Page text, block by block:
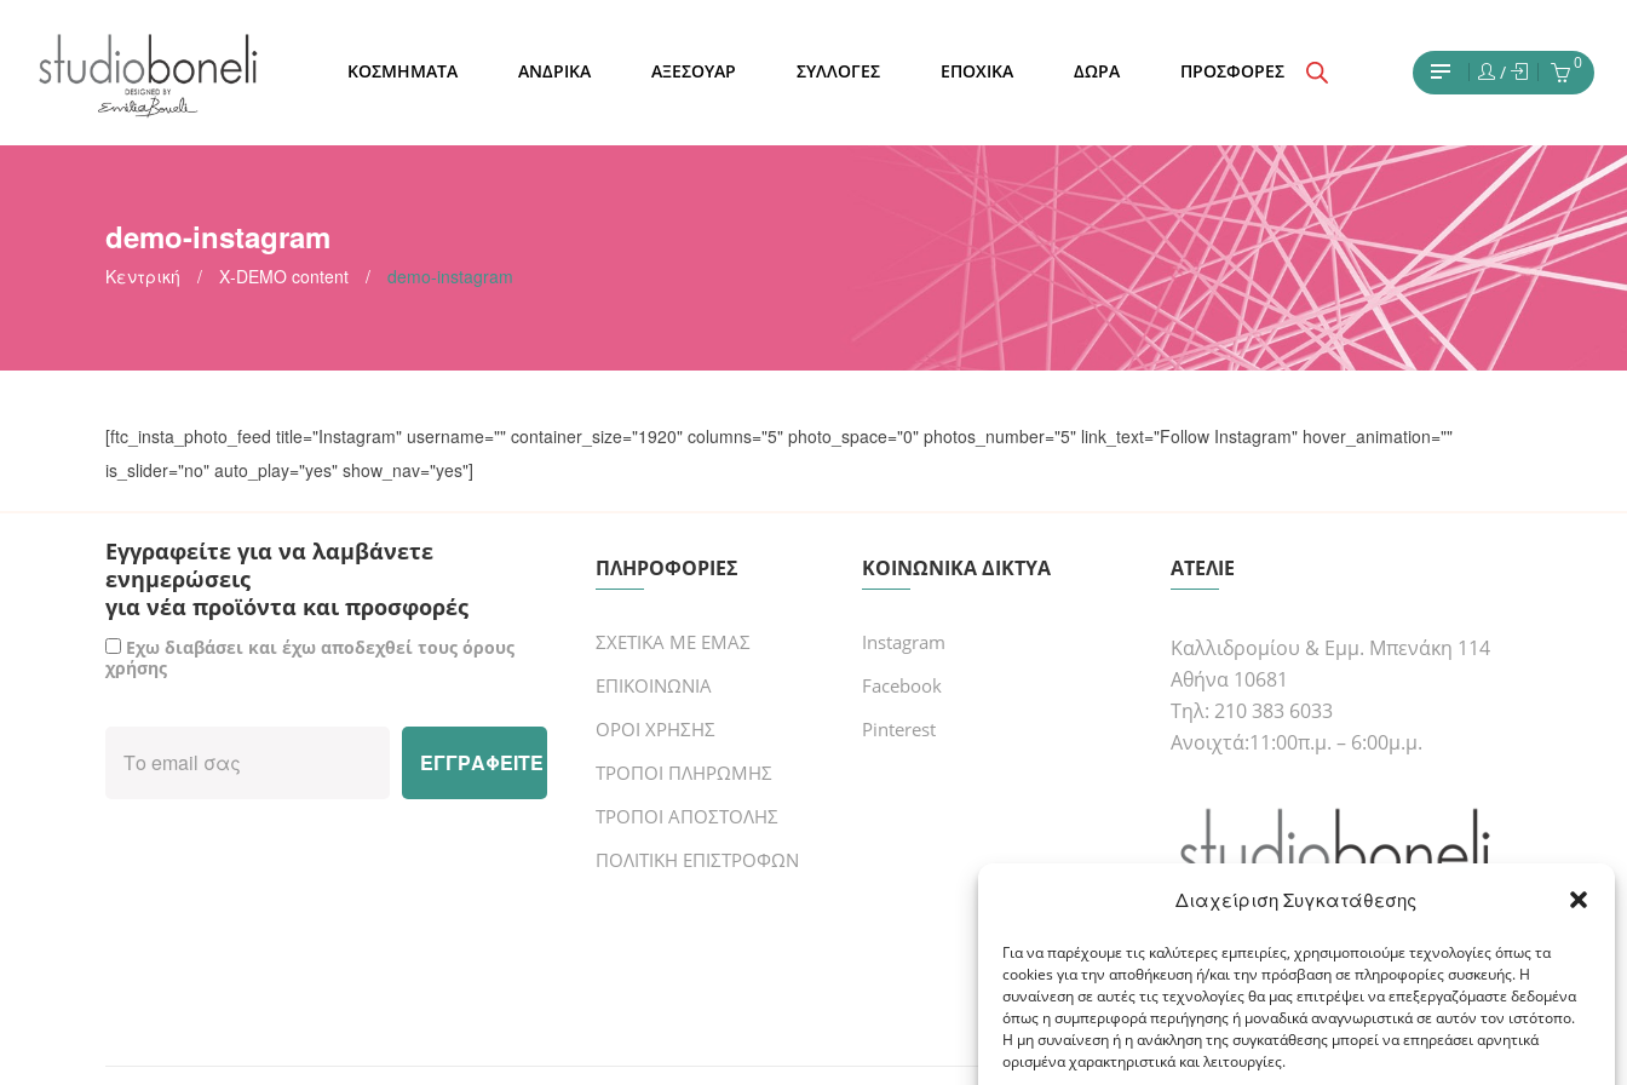
Διαχείριση Συγκατάθεσης
Για να παρέχουμε τις καλύτερες εμπειρίες, χρησιμοποιούμε τεχνολογίες όπως τα
cookies για την αποθήκευση ή/και την πρόσβαση σε πληροφορίες συσκευής. Η
συναίνεση σε αυτές τις τεχνολογίες θα μας επιτρέψει να επεξεργαζόμαστε δεδομένα
όπως η συμπεριφορά περιήγησης ή μοναδικά αναγνωριστικά σε αυτόν τον ιστότοπο.
Η μη συναίνεση ή η ανάκληση της συγκατάθεσης μπορεί να επηρεάσει αρνητικά
ορισμένα χαρακτηριστικά και λειτουργίες.
ΚΟΣΜΗΜΑΤΑ ΑΝΔΡΙΚΑ ΑΞΕΣΟΥΑΡ ΣΥΛΛΟΓΕΣ ΕΠΟΧΙΚΑ ΔΩΡΑ ΠΡΟΣΦΟΡΕΣ / 0
demo-instagram
Κεντρική / Χ-DEMO content / demo-instagram
[ftc_insta_photo_feed title="Instagram" username="" container_size="1920" columns="5" photo_space="0" photos_number="5" link_text="Follow Instagram" hover_animation=""
is_slider="no" auto_play="yes" show_nav="yes"]
Εγγραφείτε για να λαμβάνετε
ενημερώσεις
για νέα προϊόντα και προσφορές
Εχω διαβάσει και έχω αποδεχθεί τους όρους
χρήσης
ΠΛΗΡΟΦΟΡΙΕΣ
ΣΧΕΤΙΚΑ ΜΕ ΕΜΑΣ
ΕΠΙΚΟΙΝΩΝΙΑ
ΟΡΟΙ ΧΡΗΣΗΣ
ΤΡΟΠΟΙ ΠΛΗΡΩΜΗΣ
ΤΡΟΠΟΙ ΑΠΟΣΤΟΛΗΣ
ΠΟΛΙΤΙΚΗ ΕΠΙΣΤΡΟΦΩΝ
ΚΟΙΝΩΝΙΚΑ ΔΙΚΤΥΑ
Instagram
Facebook
Pinterest
ΑΤΕΛΙΕ
Καλλιδρομίου & Εμμ. Μπενάκη 114
Αθήνα 10681
Τηλ: 210 383 6033
Ανοιχτά:11:00π.μ. – 6:00μ.μ.
Αρ. ΓΕΜΗ: 128436303000